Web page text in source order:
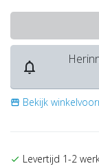
notifications_none
storefront Bekijk
check Levertijd 1-2